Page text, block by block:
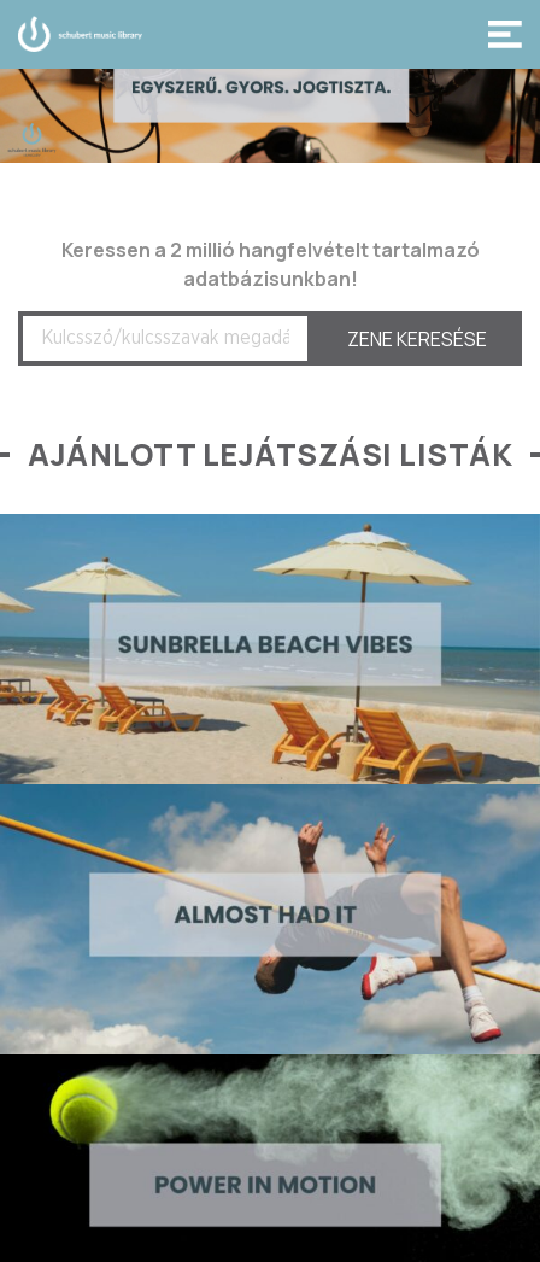
Keressen a 2 millió hangfelvételt tartalmazó
adatbázisunkban!
AJÁNLOTT LEJÁTSZÁSI LISTÁK